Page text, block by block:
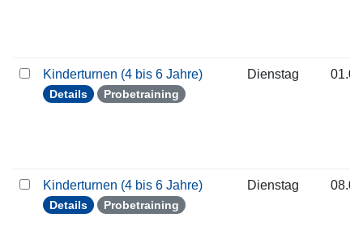
Kinderturnen (4 bis 6 Jahre)
Details Probetraining
Dienstag
Kinderturnen (4 bis 6 Jahre)
Details Probetraining
Dienstag